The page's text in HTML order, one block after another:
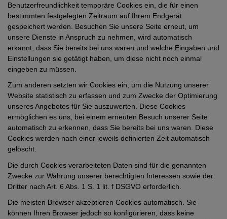
Benutzerfreundlichkeit temporäre Cookies ein, die für einen
bestimmten festgelegten Zeitraum auf Ihrem Endgerät
gespeichert werden. Besuchen Sie unsere Seite erneut, um
unsere Dienste in Anspruch zu nehmen, wird automatisch
erkannt, dass Sie bereits bei uns waren und welche Eingaben und
Einstellungen sie getätigt haben, um diese nicht noch einmal
eingeben zu müssen.
Zum anderen setzten wir Cookies ein, um die Nutzung unserer
Website statistisch zu erfassen und zum Zwecke der Optimierung
unseres Angebotes für Sie auszuwerten. Diese Cookies
ermöglichen es uns, bei einem erneuten Besuch unserer Seite
automatisch zu erkennen, dass Sie bereits bei uns waren. Diese
Cookies werden nach einer jeweils definierten Zeit automatisch
gelöscht.
Die durch Cookies verarbeiteten Daten sind für die genannten
Zwecke zur Wahrung unserer berechtigten Interessen sowie der
Dritter nach Art. 6 Abs. 1 S. 1 lit. f DSGVO erforderlich.
Die meisten Browser akzeptieren Cookies automatisch. Sie
können Ihren Browser jedoch so konfigurieren, dass keine